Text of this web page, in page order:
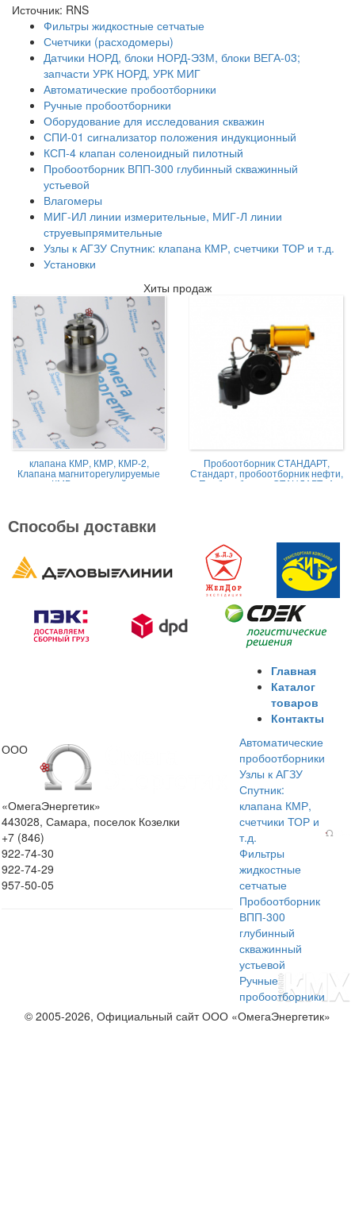
Источник: RNS
Фильтры жидкостные сетчатые
Счетчики (расходомеры)
Датчики НОРД, блоки НОРД-Э3М, блоки ВЕГА-03;
запчасти УРК НОРД, УРК МИГ
Автоматические пробоотборники
Ручные пробоотборники
Оборудование для исследования скважин
СПИ-01 сигнализатор положения индукционный
КСП-4 клапан соленоидный пилотный
Пробоотборник ВПП-300 глубинный скважинный
устьевой
Влагомеры
МИГ-ИЛ линии измерительные, МИГ-Л линии
струевыпрямительные
Узлы к АГЗУ Спутник: клапана КМР, счетчики ТОР и т.д.
Установки
Хиты продаж
клапана КМР, КМР, КМР-2,
Клапана магниторегулируемые
КМР жидкостной
Пробоотборник СТАНДАРТ,
Стандарт, пробоотборник нефти,
Пробоотборник СТАНДАРТ -А
Способы доставки
ООО
«ОмегаЭнергетик»
443028, Самара, поселок Козелки
+7 (846)
922-74-30
922-74-29
957-50-05
Главная
Каталог
товаров
Контакты
Автоматические
пробоотборники
Узлы к АГЗУ
Спутник:
клапана КМР,
счетчики ТОР и
т.д.
Фильтры
жидкостные
сетчатые
Пробоотборник
ВПП-300
глубинный
скважинный
устьевой
Ручные
пробоотборники
© 2005-2026, Официальный сайт ООО «ОмегаЭнергетик»